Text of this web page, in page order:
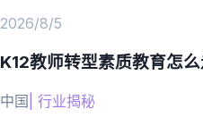
2026/8/5
K12教师转型素质教育怎
中国 行业揭秘